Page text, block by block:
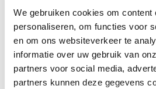
We gebruiken cookies om content
personaliseren, om functies voor
en om ons websiteverkeer te
informatie over uw gebruik van
partners voor social media,
partners kunnen deze gegevens
€ 72,95
Inclusief BTW: € 88,27
Aantal
Kies uw connector bij
Specificaties